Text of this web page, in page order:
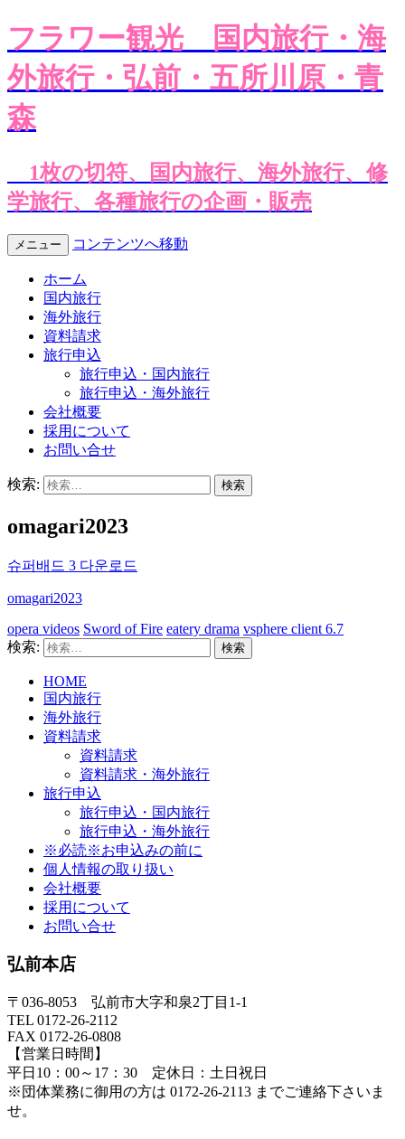
フラワー観光
国内旅行・海
外旅行・弘前・五所川原・青
森
1枚の切符、国内旅行、海外旅行、修
学旅行、各種旅行の企画・販売
メニュー コンテンツへ移動
ホーム
国内旅行
海外旅行
資料請求
旅行申込
旅行申込・国内旅行
旅行申込・海外旅行
会社概要
採用について
お問い合せ
検索:
omagari2023
슈퍼배드 3 다운로드
omagari2023
opera videos Sword of Fire eatery drama vsphere client 6.7
検索:
HOME
国内旅行
海外旅行
資料請求
資料請求
資料請求・海外旅行
旅行申込
旅行申込・国内旅行
旅行申込・海外旅行
※必読※お申込みの前に
個人情報の取り扱い
会社概要
採用について
お問い合せ
弘前本店
〒036-8053 弘前市大字和泉2丁目1-1
TEL 0172-26-2112
FAX 0172-26-0808
【営業日時間】
平日10：00～17：30 定休日：土日祝日
※団体業務に御用の方は 0172-26-2113 までご連絡下さいま
せ。